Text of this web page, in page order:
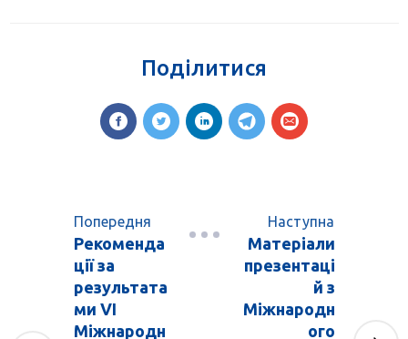
Поділитися
Попередня
Рекоменда
ції за
результата
ми VІ
Міжнародн
Наступна
Матеріали
презентаці
й з
Міжнародн
ого